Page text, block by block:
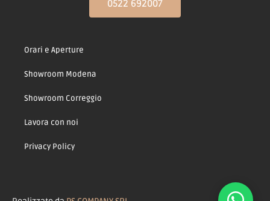
0522 692007
Orari e Aperture
Showroom Modena
Showroom Correggio
Lavora con noi
Privacy Policy